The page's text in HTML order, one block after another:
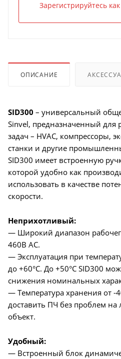
Зарегистрируйтесь
ОПИСАНИЕ
SID300 – универсальный
Sinvel, предназначенный для
задач – HVAC, компрессоры,
станки и другие
SID300 имеет встроенную
которой удобно как
использовать в качестве
скорости.
Неприхотливый:
— Широкий диапазон
460В AC.
— Эксплуатация при
до +60°C. До +50°C SID300
снижения номинальных
— Температура хранения от -
доставить ПЧ без проблем
объект.
Удобный:
— Встроенный блок